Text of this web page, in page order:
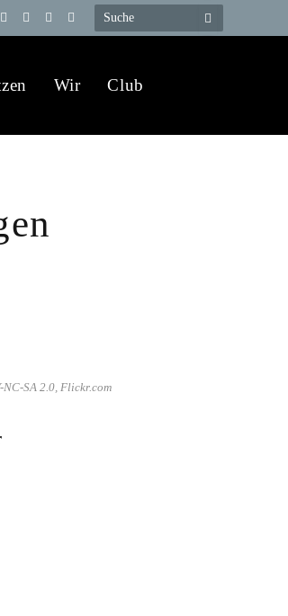
Telegram
YouTube
X
WhatsApp
Wir Club
SA 2.0, Flickr.com